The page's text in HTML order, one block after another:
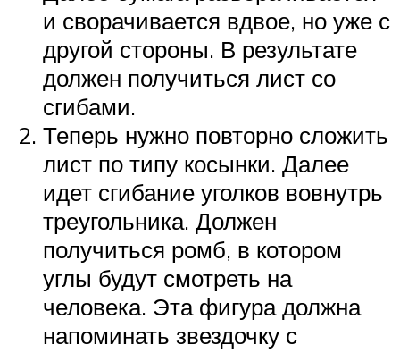
и сворачивается вдвое, но уже с
другой стороны. В результате
должен получиться лист со
сгибами.
Теперь нужно повторно сложить
лист по типу косынки. Далее
идет сгибание уголков вовнутрь
треугольника. Должен
получиться ромб, в котором
углы будут смотреть на
человека. Эта фигура должна
напоминать звездочку с